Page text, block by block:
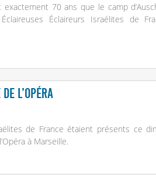
70 ans que le camp
Éclaireurs Israélites de
l’Opéra
de France étaient présents ce
à Marseille.